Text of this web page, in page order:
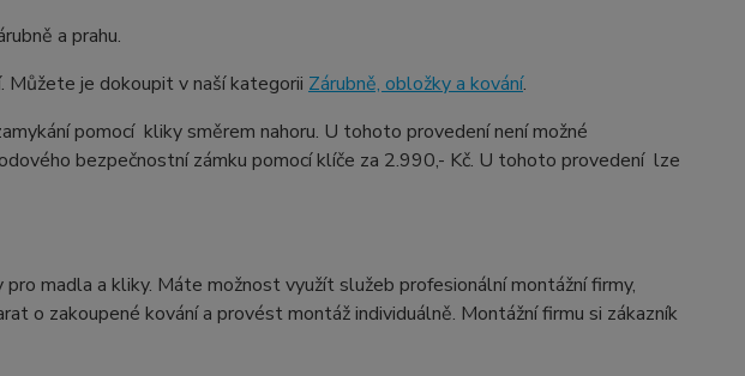
a prahu.
Můžete je dokoupit v naší kategorii Zárubně, obložky a kování.
pomocí kliky směrem nahoru. U tohoto provedení není možné
bezpečnostní zámku pomocí klíče za 2.990,- Kč. U tohoto provedení lze
madla a kliky. Máte možnost využít služeb profesionální montážní firmy,
o zakoupené kování a provést montáž individuálně. Montážní firmu si zákazník